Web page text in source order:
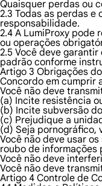
Quaisquer perdas ou
2.3 Todas as perdas
responsabilidade.
2.4 A LumiProxy
ou operações
2.5 Você deve
padrão conforme
Artigo 3 Obrigações
Concordo em cumprir
Você não deve
(a) Incite resistência
(b) Incite subversão
(c) Prejudique a
(d) Seja pornográfico,
Você não deve usar
roubo de informações
Você não deve
Você não deve
Artigo 4 Controle de